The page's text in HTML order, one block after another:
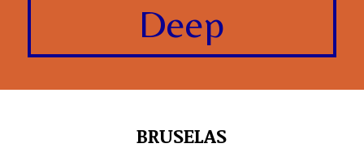
Deep
BRUSELAS